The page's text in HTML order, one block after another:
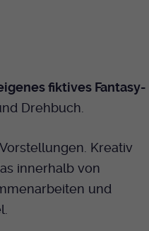
fiktives Fantasy-
Drehbuch.
Kreativ
innerhalb von
und